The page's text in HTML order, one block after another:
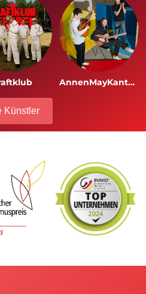
AnnenMayKantereit
Künstler